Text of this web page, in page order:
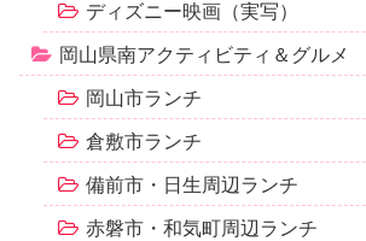
ディズニー映画（実写）
岡山県南アクティビティ＆グルメ
岡山市ランチ
倉敷市ランチ
備前市・日生周辺ランチ
赤磐市・和気町周辺ランチ